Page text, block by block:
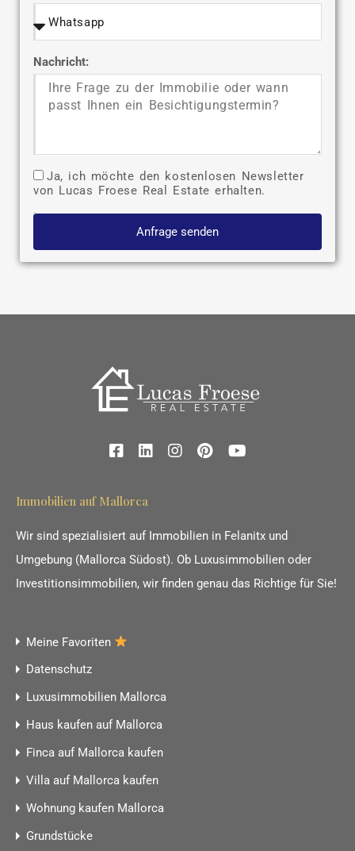
Nachricht:
Ja, ich möchte den kostenlosen Newsletter
von Lucas Froese Real Estate erhalten.
Anfrage senden
Immobilien auf Mallorca
Wir sind spezialisiert auf Immobilien in Felanitx und
Umgebung (Mallorca Südost). Ob Luxusimmobilien oder
Investitionsimmobilien, wir finden genau das Richtige für Sie!
Meine Favoriten
Datenschutz
Luxusimmobilien Mallorca
Haus kaufen auf Mallorca
Finca auf Mallorca kaufen
Villa auf Mallorca kaufen
Wohnung kaufen Mallorca
Grundstücke